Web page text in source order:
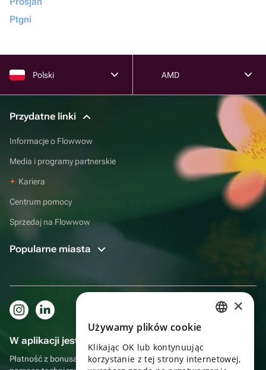
Ptgni
Polski AMD
Przydatne linki
Informacje o Flowwow
Media i programy partnerskie
Kariera
Centrum pomocy
Sprzedaj na Flowwow
Popularne miasta
W aplikacji jest to jeszcze wygodniejsze!
Płatność z bonusami, samodzielna dostawa, wygodny czat z
×
Używamy plików cookie
Klikając OK lub kontynuując
korzystanie z tej strony internetowej,